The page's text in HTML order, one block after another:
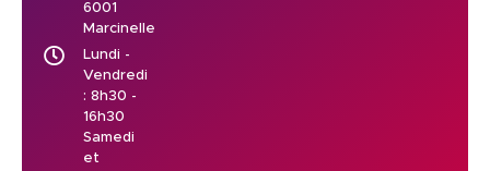
6001
Marcinelle
Lundi -
Vendredi
: 8h30 -
16h30
Samedi
et